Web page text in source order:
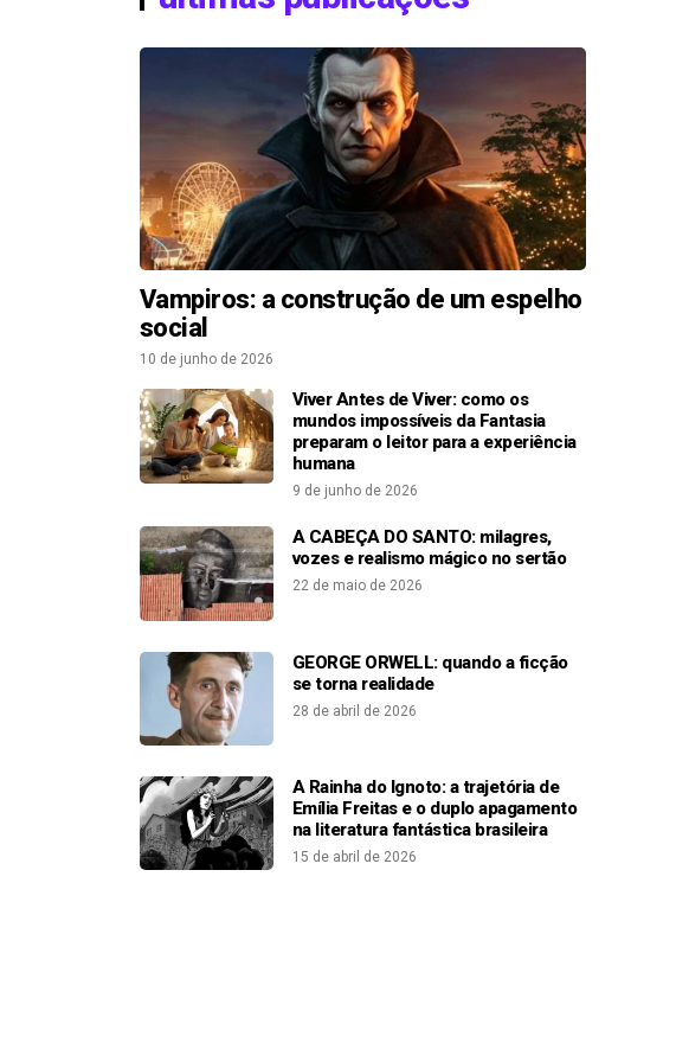
Vampiros: a construção de um espelho
social
10 de junho de 2026
Viver Antes de Viver: como os
mundos impossíveis da Fantasia
preparam o leitor para a experiência
humana
9 de junho de 2026
A CABEÇA DO SANTO: milagres,
vozes e realismo mágico no sertão
22 de maio de 2026
GEORGE ORWELL: quando a ficção
se torna realidade
28 de abril de 2026
A Rainha do Ignoto: a trajetória de
Emília Freitas e o duplo apagamento
na literatura fantástica brasileira
15 de abril de 2026